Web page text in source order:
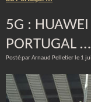
5G :
PORTUGAL …
Posté par Arnaud Pelletier le 1